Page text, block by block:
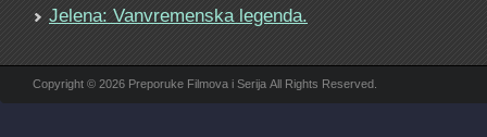
Jelena: Vanvremenska legenda.
Copyright © 2026 Preporuke Filmova i Serija All Rights Reserved.